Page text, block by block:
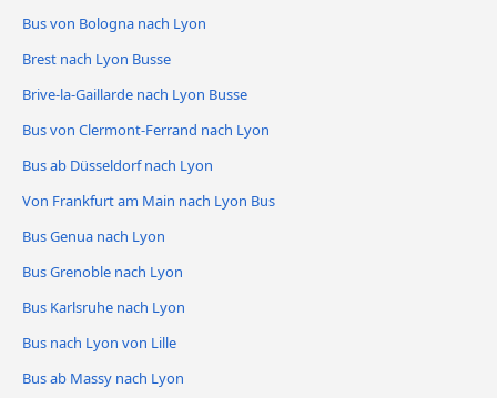
Bus von Bologna nach Lyon
Brest nach Lyon Busse
Brive-la-Gaillarde nach Lyon Busse
Bus von Clermont-Ferrand nach Lyon
Bus ab Düsseldorf nach Lyon
Von Frankfurt am Main nach Lyon Bus
Bus Genua nach Lyon
Bus Grenoble nach Lyon
Bus Karlsruhe nach Lyon
Bus nach Lyon von Lille
Bus ab Massy nach Lyon